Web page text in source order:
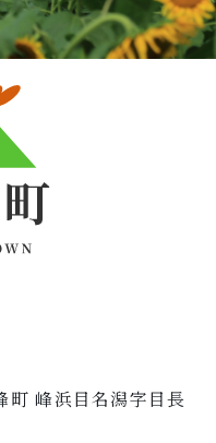
峰浜目名潟字目長